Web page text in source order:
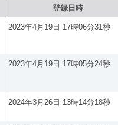
登録日時
2023年4月19日 17時06分31秒
2023年4月19日 17時05分24秒
2024年3月26日 13時14分18秒